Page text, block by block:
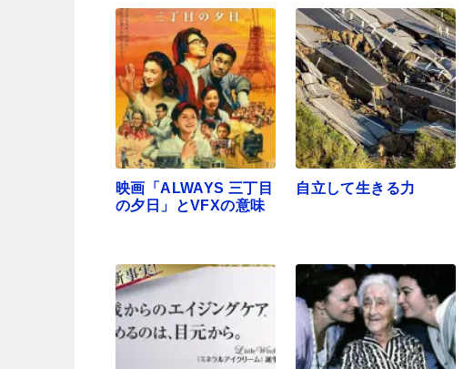
映画「ALWAYS 三丁目
の夕日」とVFXの意味
自立して生きる力